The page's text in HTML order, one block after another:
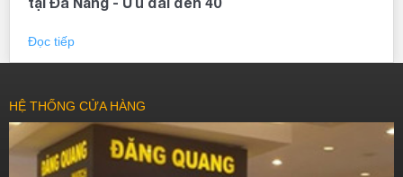
Đọc tiếp
HỆ THỐNG CỬA HÀNG